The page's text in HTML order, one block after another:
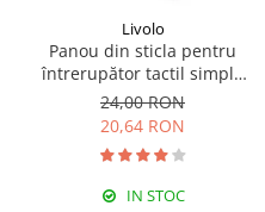
Livolo
Panou din sticla pentru
întrerupător tactil simplu
Livolo
24,00 RON
20,64 RON
IN STOC